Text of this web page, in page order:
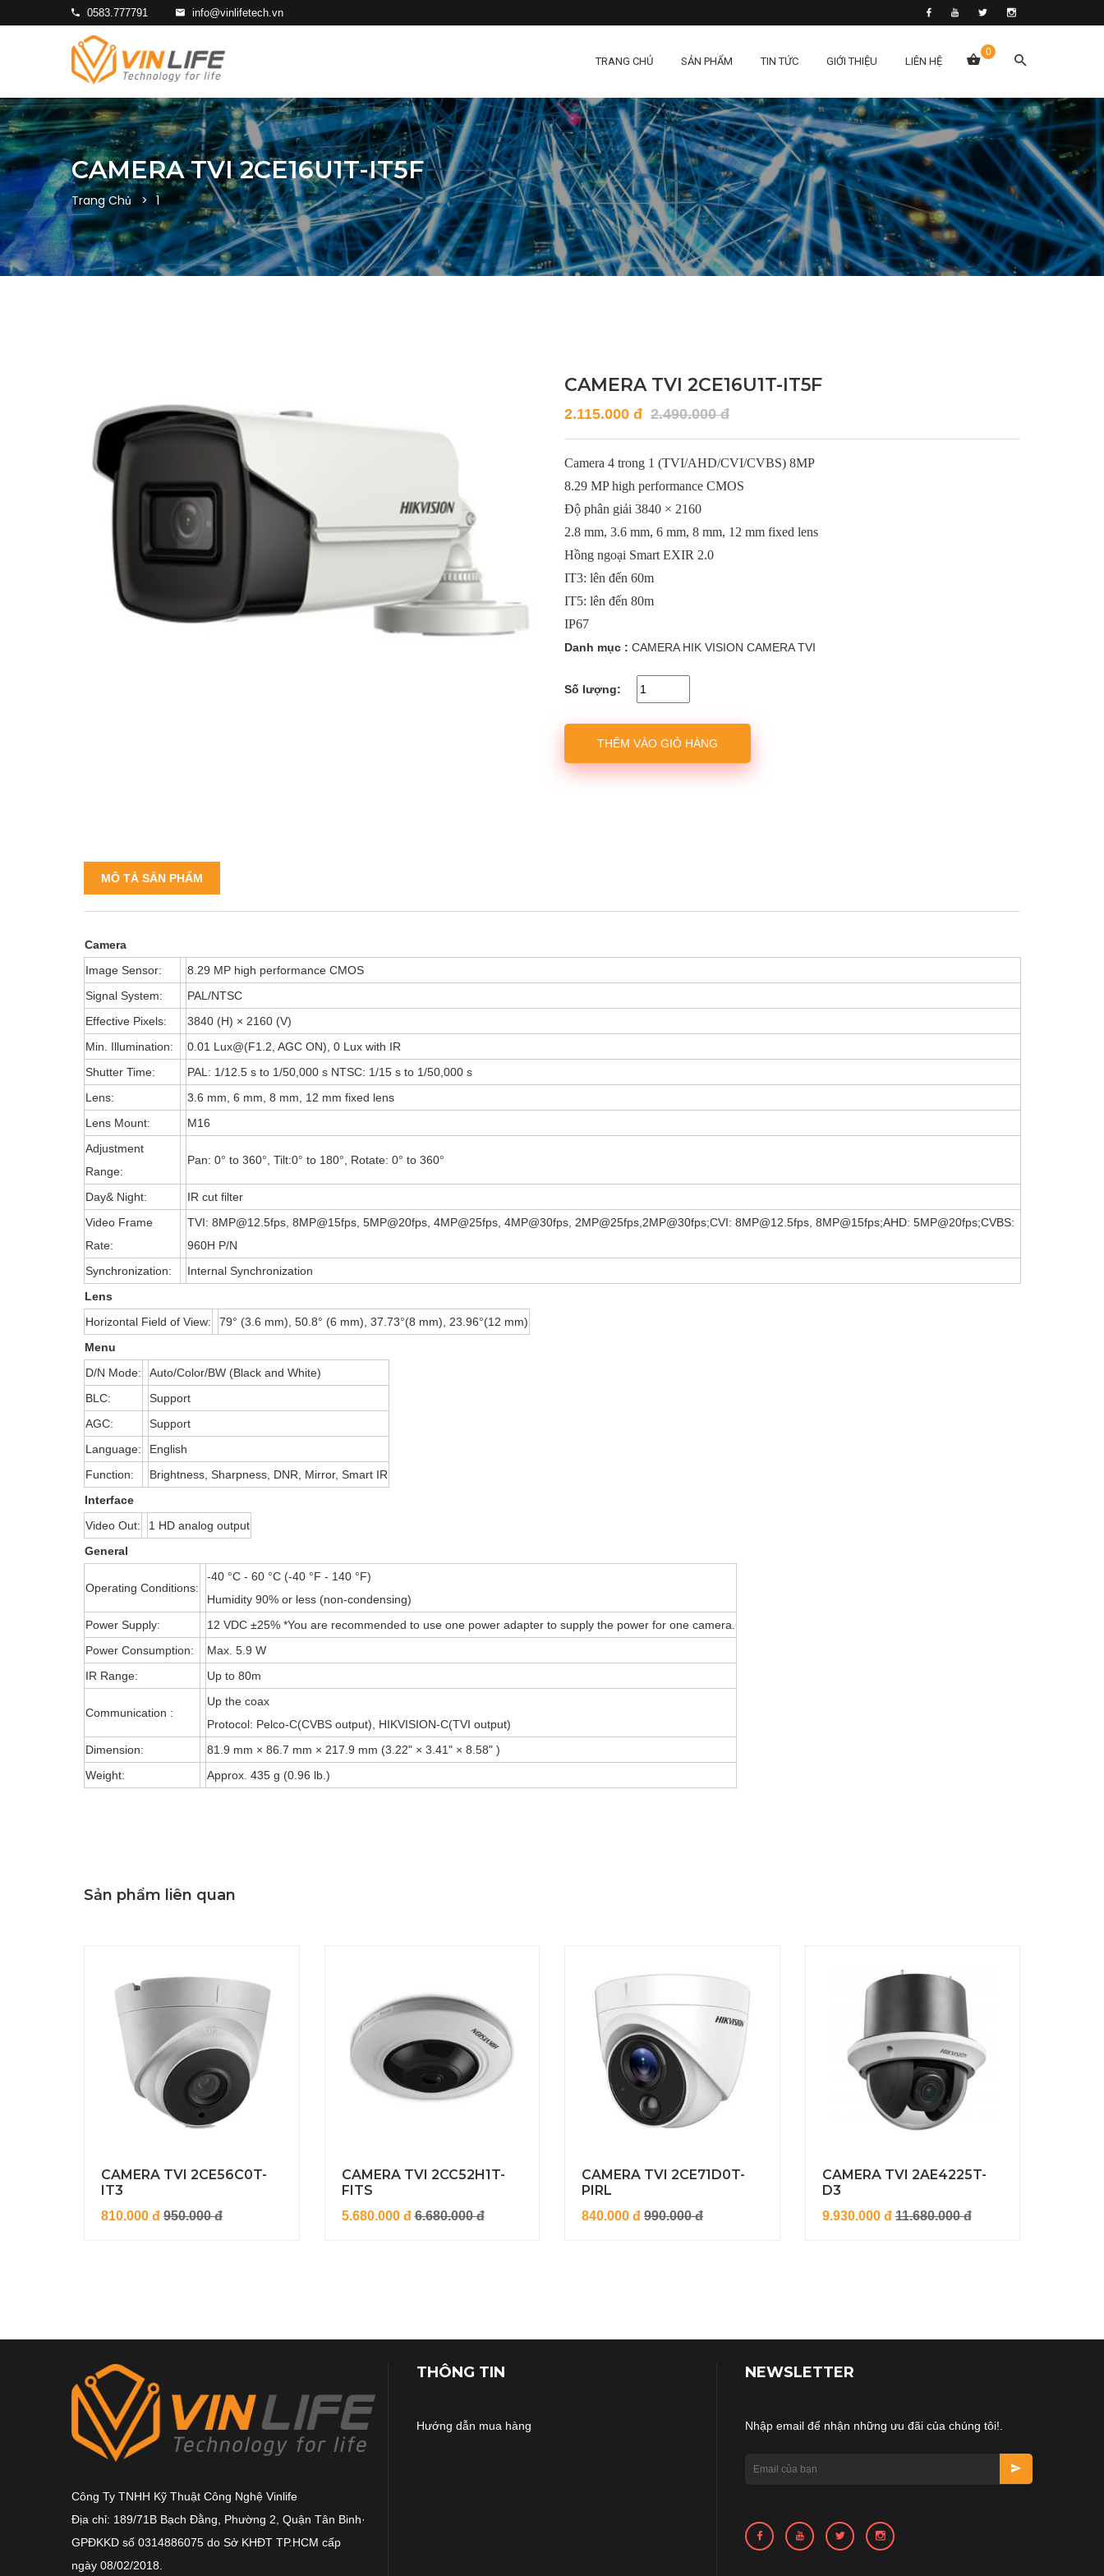
0583.777791 info@vinlifetech.vn
TRANG CHỦ SẢN PHẨM TIN TỨC GIỚI THIỆU LIÊN HỆ
0
CAMERA TVI 2CE16U1T-IT5F
Trang Chủ 1
CAMERA TVI 2CE16U1T-IT5F
2.115.000 đ 2.490.000 đ
Camera 4 trong 1 (TVI/AHD/CVI/CVBS) 8MP
8.29 MP high performance CMOS
Độ phân giải 3840 × 2160
2.8 mm, 3.6 mm, 6 mm, 8 mm, 12 mm fixed lens
Hồng ngoại Smart EXIR 2.0
IT3: lên đến 60m
IT5: lên đến 80m
IP67
Danh mục : CAMERA HIK VISION CAMERA TVI
Số lượng:
THÊM VÀO GIỎ HÀNG
MÔ TẢ SẢN PHẨM
Camera
Image Sensor:
8.29 MP high performance CMOS
Signal System:
PAL/NTSC
Effective Pixels:
3840 (H) × 2160 (V)
Min. Illumination:
0.01 Lux@(F1.2, AGC ON), 0 Lux with IR
Shutter Time:
PAL: 1/12.5 s to 1/50,000 s NTSC: 1/15 s to 1/50,000 s
Lens:
3.6 mm, 6 mm, 8 mm, 12 mm fixed lens
Lens Mount:
M16
Adjustment
Range:
Pan: 0° to 360°, Tilt:0° to 180°, Rotate: 0° to 360°
Day& Night:
IR cut filter
Video Frame
Rate:
TVI: 8MP@12.5fps, 8MP@15fps, 5MP@20fps, 4MP@25fps, 4MP@30fps, 2MP@25fps,2MP@30fps;CVI: 8MP@12.5fps, 8MP@15fps;AHD: 5MP@20fps;CVBS:
960H P/N
Synchronization:
Internal Synchronization
Lens
Horizontal Field of View:
79° (3.6 mm), 50.8° (6 mm), 37.73°(8 mm), 23.96°(12 mm)
Menu
D/N Mode:
Auto/Color/BW (Black and White)
BLC:
Support
AGC:
Support
Language:
English
Function:
Brightness, Sharpness, DNR, Mirror, Smart IR
Interface
Video Out:
1 HD analog output
General
Operating Conditions:
-40 °C - 60 °C (-40 °F - 140 °F)
Humidity 90% or less (non-condensing)
Power Supply:
12 VDC ±25% *You are recommended to use one power adapter to supply the power for one camera.
Power Consumption:
Max. 5.9 W
IR Range:
Up to 80m
Communication :
Up the coax
Protocol: Pelco-C(CVBS output), HIKVISION-C(TVI output)
Dimension:
81.9 mm × 86.7 mm × 217.9 mm (3.22" × 3.41" × 8.58" )
Weight:
Approx. 435 g (0.96 lb.)
Sản phẩm liên quan
CAMERA TVI 2CE56C0T-
IT3
810.000 đ 950.000 đ
CAMERA TVI 2CC52H1T-
FITS
5.680.000 đ6.680.000 đ
CAMERA TVI 2CE71D0T-
PIRL
840.000 đ 990.000 đ
CAMERA TVI 2AE4225T-
D3
9.930.000 đ11.680.000 đ
Công Ty TNHH Kỹ Thuật Công Nghệ Vinlife
Địa chỉ: 189/71B Bạch Đằng, Phường 2, Quận Tân Binh·
GPĐKKD số 0314886075 do Sở KHĐT TP.HCM cấp
ngày 08/02/2018.
THÔNG TIN
Hướng dẫn mua hàng
NEWSLETTER
Nhập email để nhận những ưu đãi của chúng tôi!.